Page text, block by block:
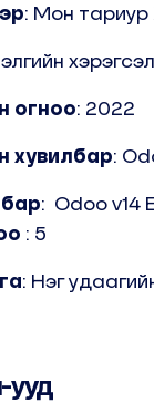
: Мон
хэрэгсэл
огноо: 2022
хувилбар:
: Odoo v14
: 5
: Нэг
ууд